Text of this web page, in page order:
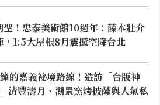
聖！忠泰美術館10週年：藤本壯介
，1:5大屋根8月震撼空降台北
的嘉義祕境路線！造訪「台版神
清豐濤月、湖景窯烤披薩與人氣私